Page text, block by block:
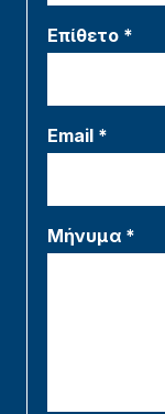
Επίθετο *
Email *
Μήνυμα *